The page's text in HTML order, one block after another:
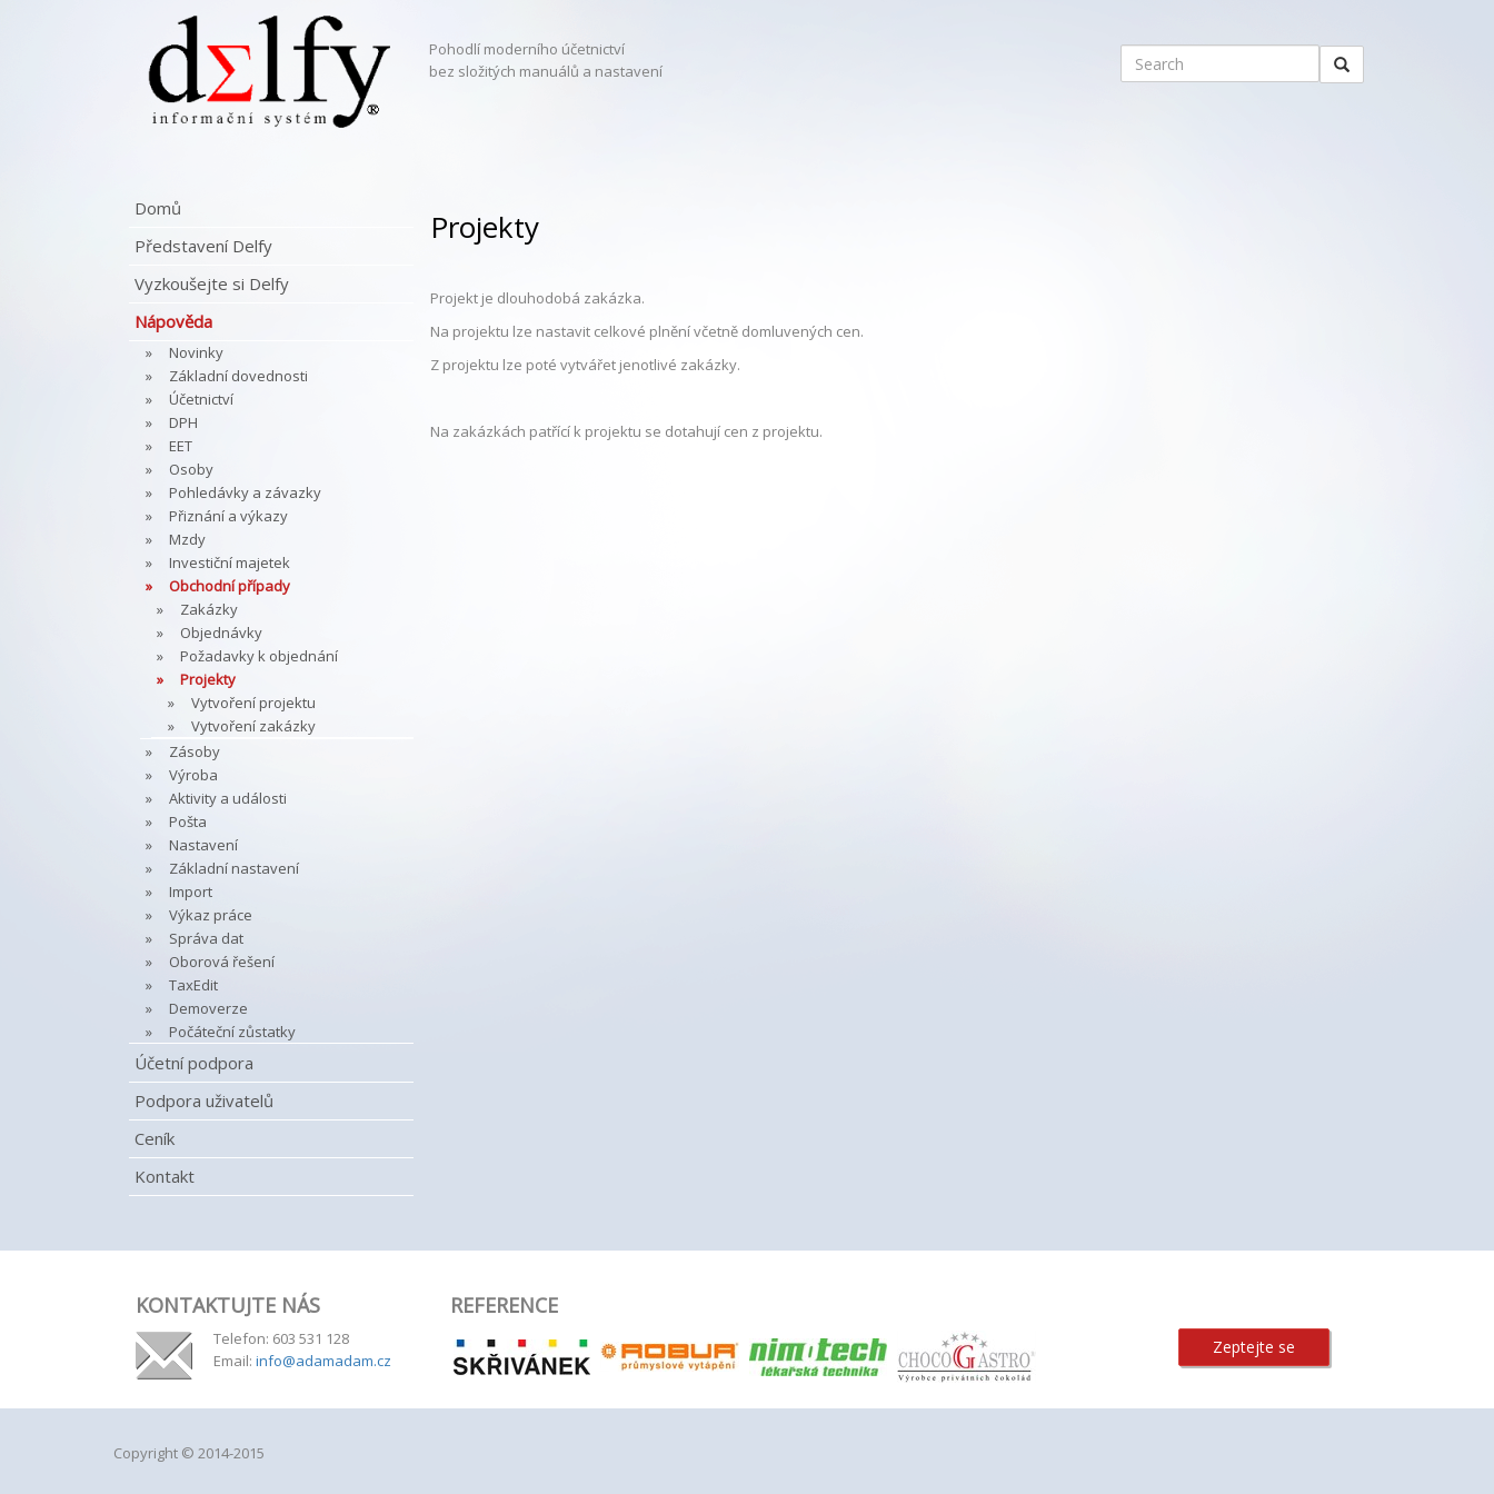
Pohodlí moderního účetnictví
bez složitých manuálů a nastavení
Domů
Představení Delfy
Vyzkoušejte si Delfy
Nápověda
Novinky
Základní dovednosti
Účetnictví
DPH
EET
Osoby
Pohledávky a závazky
Přiznání a výkazy
Mzdy
Investiční majetek
Obchodní případy
Zakázky
Objednávky
Požadavky k objednání
Projekty
Vytvoření projektu
Vytvoření zakázky
Zásoby
Výroba
Aktivity a události
Pošta
Nastavení
Základní nastavení
Import
Výkaz práce
Správa dat
Oborová řešení
TaxEdit
Demoverze
Počáteční zůstatky
Účetní podpora
Podpora uživatelů
Ceník
Kontakt
Projekty
Projekt je dlouhodobá zakázka.
Na projektu lze nastavit celkové plnění včetně domluvených cen.
Z projektu lze poté vytvářet jenotlivé zakázky.
Na zakázkách patřící k projektu se dotahují cen z projektu.
KONTAKTUJTE NÁS
Telefon: 603 531 128
Email: info@adamadam.cz
REFERENCE
Zeptejte se
Copyright © 2014-2015